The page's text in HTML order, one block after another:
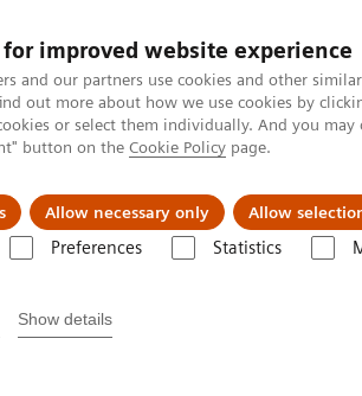
for improved website experience
and our partners use cookies and other
out more about how we use cookies by
or select them individually. And you
button on the Cookie Policy page.
Allow necessary only Allow
Preferences Statistics
Show details
галузі Підтримка та